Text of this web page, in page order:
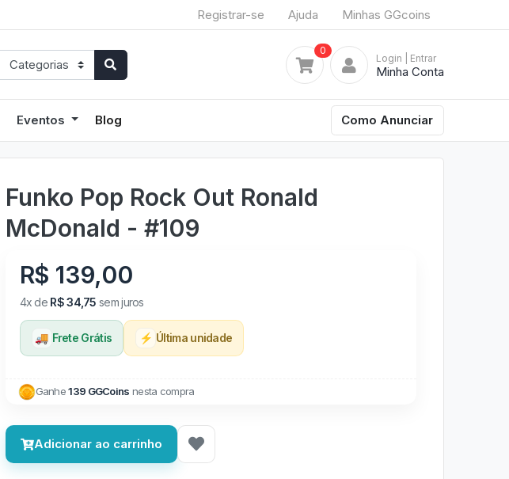
Registrar-se Ajuda Minhas GGcoins
0
Login | Entrar
Minha Conta
Eventos Blog Como Anunciar
Funko Pop Rock Out Ronald
McDonald - #109
R$ 139,00
4x de R$ 34,75 sem juros
🚚 Frete Grátis ⚡ Última unidade
Ganhe139 GGCoins nesta compra
Adicionar ao carrinho